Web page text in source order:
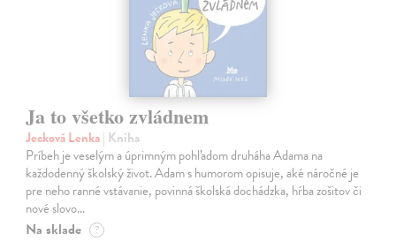
Ja to všetko zvládnem
Jecková Lenka| Kniha
Príbeh je veselým a úprimným pohľadom druháha Adama na
každodenný školský život. Adam s humorom opisuje, aké náročné je
pre neho ranné vstávanie, povinná školská dochádzka, hŕba zošitov či
nové slovo…
Na sklade ?